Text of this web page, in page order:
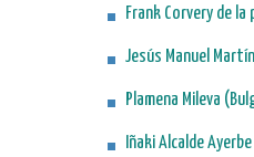
Frank Corvery de
Jesús Manuel
Plamena Mileva
Iñaki Alcalde